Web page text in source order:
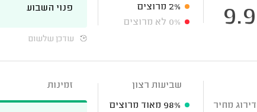
9.9
2% מרוצים
0% לא מרוצים
פנוי השבוע
עודכן שלשום
דירוג מחיר
שביעות רצון
98% מאוד מרוצים
זמינות